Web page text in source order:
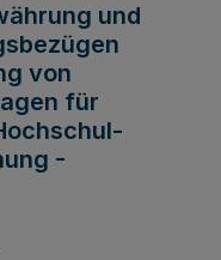
und
von
für
-